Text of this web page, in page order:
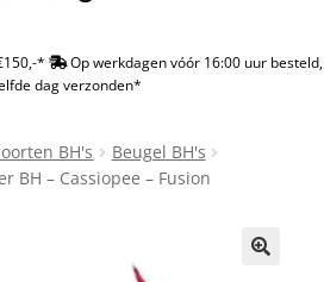
*
Op werkdagen vóór 16:00 uur besteld,
dag verzonden*
BH's
Beugel BH's
BH – Cassiopee – Fusion